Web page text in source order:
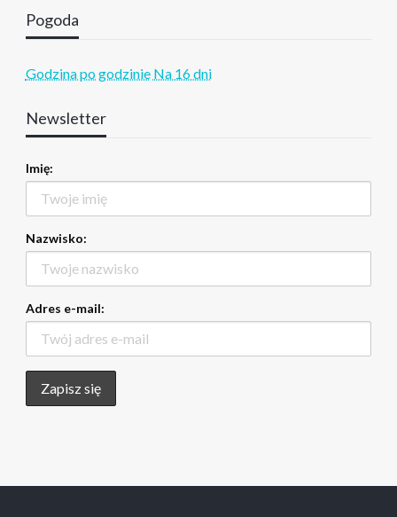
Pogoda
Godzina po godzinie Na 16 dni
Newsletter
Imię:
Nazwisko:
Adres e-mail: